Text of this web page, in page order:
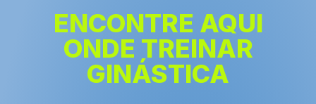
ENCONTRE AQUI
ONDE TREINAR
GINÁSTICA